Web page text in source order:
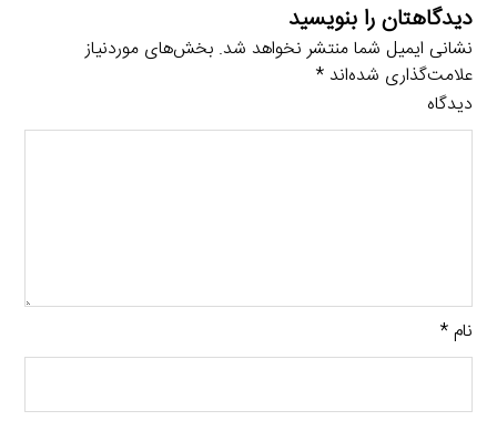
دیدگاهتان را بنویسید
نشانی ایمیل شما منتشر نخواهد شد. بخش‌های موردنیاز
علامت‌گذاری شده‌اند*
دیدگاه
نام*